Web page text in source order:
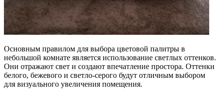
Основным правилом для выбора цветовой палитры в
небольшой комнате является использование светлых оттенков.
Они отражают свет и создают впечатление простора. Оттенки
белого, бежевого и светло-серого будут отличным выбором
для визуального увеличения помещения.